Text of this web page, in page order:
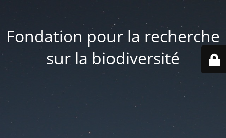
Fondation pour la recherche
sur la biodiversité